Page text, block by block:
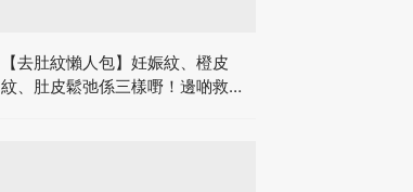
【去肚紋懶人包】妊娠紋、橙皮
紋、肚皮鬆弛係三樣嘢！邊啲救得